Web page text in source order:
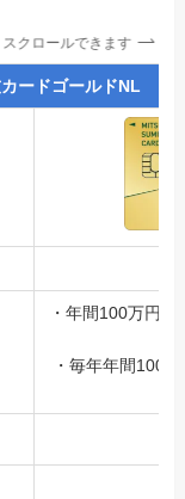
スクロールできます
ードゴールドNL
・年間100万円
・毎年年間100